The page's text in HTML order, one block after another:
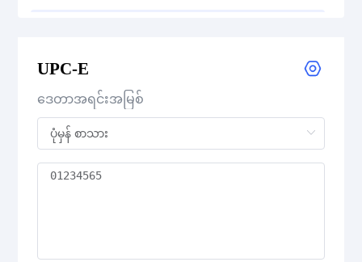
UPC Supplemental 2-Digit
UPC Supplemental 5-Digit
UPC-E
ဒေတာအရင်းအမြစ်